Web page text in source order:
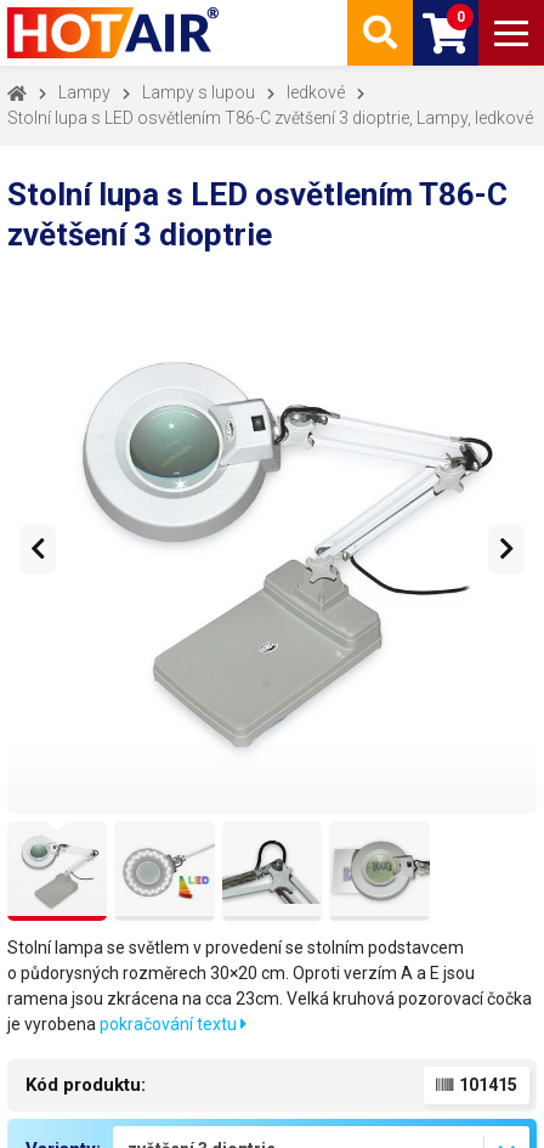
0
Lampy Lampy s lupou
ledkové
Stolní lupa s LED osvětlením T86-C zvětšení 3 dioptrie, Lampy, ledkové
Stolní lupa s LED osvětlením T86-C
zvětšení 3 dioptrie
Stolní lampa se světlem v provedení se stolním podstavcem
o půdorysných rozměrech 30×20 cm. Oproti verzím A a E jsou
ramena jsou zkrácena na cca 23cm. Velká kruhová pozorovací čočka
je vyrobenapokračování textu
Kód produktu: 101415